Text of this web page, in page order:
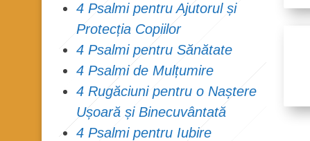
4 Psalmi pentru Ajutorul și
Protecția Copiilor
4 Psalmi pentru Sănătate
4 Psalmi de Mulțumire
4 Rugăciuni pentru o Naștere
Ușoară și Binecuvântată
4 Psalmi pentru Iubire